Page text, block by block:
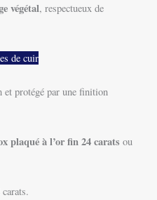
végétal, respectueux de
de cuir
et protégé par une finition
plaqué à l’or fin 24 carats ou